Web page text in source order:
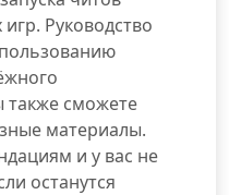
Руководство
также сможете
материалы.
и у вас не
останутся